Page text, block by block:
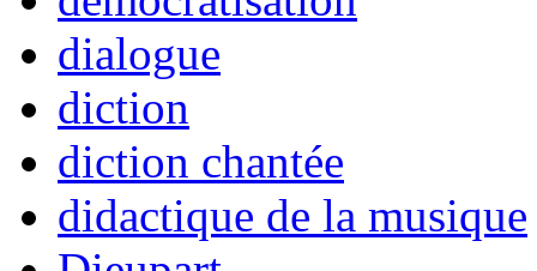
dialogue
diction
diction chantée
didactique de la musique